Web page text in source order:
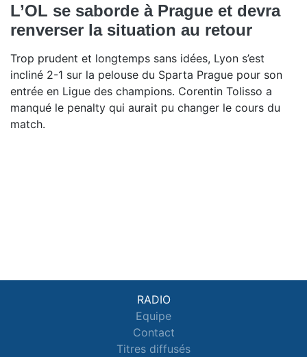
L’OL se saborde à Prague et devra
renverser la situation au retour
Trop prudent et longtemps sans idées, Lyon s’est
incliné 2-1 sur la pelouse du Sparta Prague pour son
entrée en Ligue des champions. Corentin Tolisso a
manqué le penalty qui aurait pu changer le cours du
match.
RADIO
Equipe
Contact
Titres diffusés